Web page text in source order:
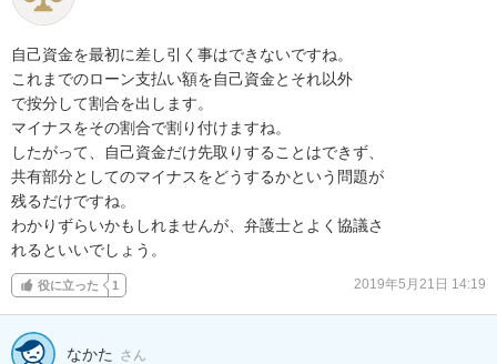
自己資金を最初に差し引く事はできないですね。
これまでのローン支払い額を自己資金とそれ以外
で按分して割合を出します。
マイナスをその割合で割り付けますね。
したがって、自己資金だけ先取りすることはできず、
共有部分としてのマイナスをどうするかという問題が
残るだけですね。
わかりずらいかもしれませんが、弁護士とよく協議さ
れるといいでしょう。
役に立った 1 2019年5月21日 14:19
なかた さん